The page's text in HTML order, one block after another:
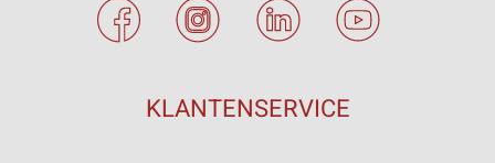
KLANTENSERVICE